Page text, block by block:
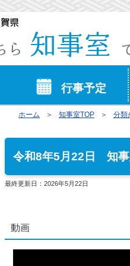
行事予定
ホーム 知事室TOP 分類
令和8年5月22日 知事
最終更新日： 2026年5月22日
動画